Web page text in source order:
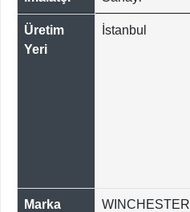
Üretim
Yeri
İstanbul
Marka WINCHESTER